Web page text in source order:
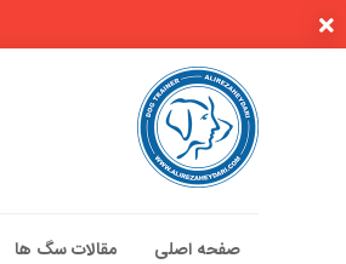
صفحه اصلی مقالات سگ ها